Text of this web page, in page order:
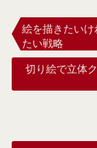
絵を描きたい
たい戦略
切り絵で立体